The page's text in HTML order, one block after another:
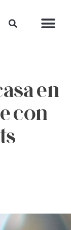
en
con